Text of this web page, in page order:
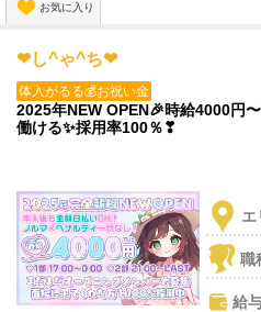
ご応募お待ちしています✨️
お気に入り
❤し^ゃ^ち❤
体入がるる💰お祝い金
2025年NEW OPEN🎉時給4000円
働ける✨️採用率100％❣
エ
職
給